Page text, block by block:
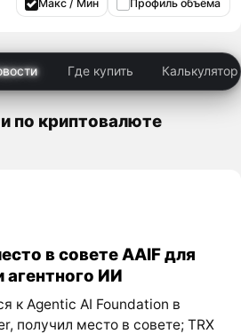
Макс / Мин Профиль объёма
Где купить Калькулятор
по криптовалюте
в совете AAIF для
агентного ИИ
к Agentic AI Foundation в
получил место в совете; TRX